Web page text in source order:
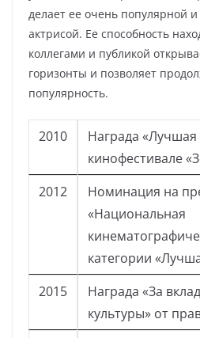
делает ее очень популярной
актрисой. Ее способность
коллегами и публикой
горизонты и позволяет
популярность.
2010
Награда «Лучшая
кинофестивале
2012
Номинация на
«Национальная
категории
2015
Награда «За
культуры» от